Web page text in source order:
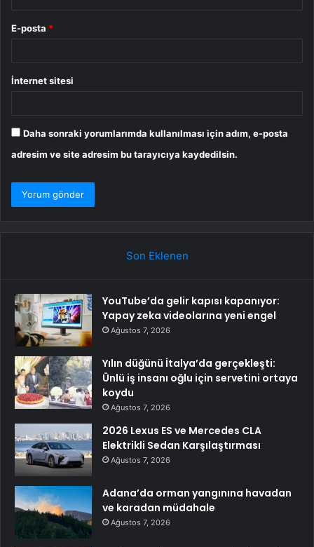
E-posta *
İnternet sitesi
Daha sonraki yorumlarımda kullanılması için adım, e-posta
adresim ve site adresim bu tarayıcıya kaydedilsin.
Son Eklenen
YouTube’da gelir kapısı kapanıyor:
Yapay zeka videolarına yeni engel
Ağustos 7, 2026
Yılın düğünü İtalya’da gerçekleşti:
Ünlü iş insanı oğlu için servetini ortaya
koydu
Ağustos 7, 2026
2026 Lexus ES ve Mercedes CLA
Elektrikli Sedan Karşılaştırması
Ağustos 7, 2026
Adana’da orman yangınına havadan
ve karadan müdahale
Ağustos 7, 2026